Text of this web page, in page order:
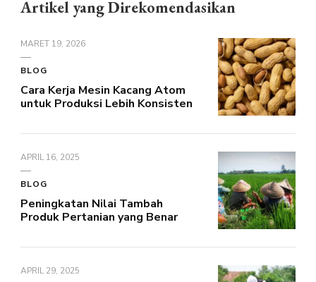
Artikel yang Direkomendasikan
MARET 19, 2026
BLOG
Cara Kerja Mesin Kacang Atom
untuk Produksi Lebih Konsisten
APRIL 16, 2025
BLOG
Peningkatan Nilai Tambah
Produk Pertanian yang Benar
APRIL 29, 2025